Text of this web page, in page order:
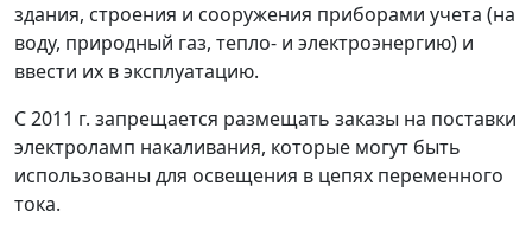
здания, строения и сооружения приборами учета (на
воду, природный газ, тепло- и электроэнергию) и
ввести их в эксплуатацию.
С 2011 г. запрещается размещать заказы на поставки
электроламп накаливания, которые могут быть
использованы для освещения в цепях переменного
тока.